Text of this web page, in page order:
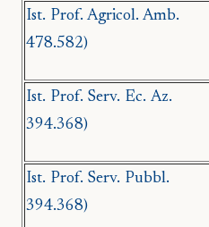
Ist. Prof. Agricol. Amb.
478.582)
Ist. Prof. Serv. Ec. Az.
394.368)
Ist. Prof. Serv. Pubbl.
394.368)